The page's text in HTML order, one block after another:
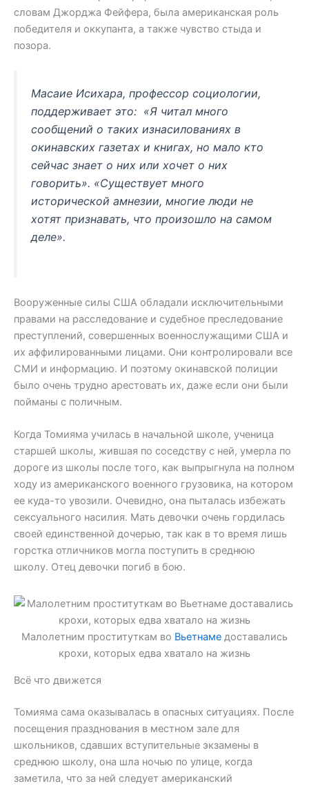
словам Джорджа Фейфера, была американская роль
победителя и оккупанта, а также чувство стыда и
позора.
Масаие Исихара, профессор социологии,
поддерживает это: «Я читал много
сообщений о таких изнасилованиях в
окинавских газетах и ​​книгах, но мало кто
сейчас знает о них или хочет о них
говорить». «Существует много
исторической амнезии, многие люди не
хотят признавать, что произошло на самом
деле».
Вооруженные силы США обладали исключительными
правами на расследование и судебное преследование
преступлений, совершенных военнослужащими США и
их аффилированными лицами. Они контролировали все
СМИ и информацию. И поэтому окинавской полиции
было очень трудно арестовать их, даже если они были
пойманы с поличным.
Когда Томияма училась в начальной школе, ученица
старшей школы, жившая по соседству с ней, умерла по
дороге из школы после того, как выпрыгнула на полном
ходу из американского военного грузовика, на котором
ее куда-то увозили. Очевидно, она пыталась избежать
сексуального насилия. Мать девочки очень гордилась
своей единственной дочерью, так как в то время лишь
горстка отличников могла поступить в среднюю
школу. Отец девочки погиб в бою.
Малолетним проституткам во Вьетнаме доставались
крохи, которых едва хватало на жизнь
Всё что движется
Томияма сама оказывалась в опасных ситуациях. После
посещения празднования в местном зале для
школьников, сдавших вступительные экзамены в
среднюю школу, она шла ночью по улице, когда
заметила, что за ней следует американский